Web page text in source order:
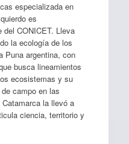
especializada en
es
del CONICET. Lleva
la ecología de los
Puna argentina, con
busca lineamientos
ecosistemas y su
campo en las
la llevó a
ciencia, territorio y